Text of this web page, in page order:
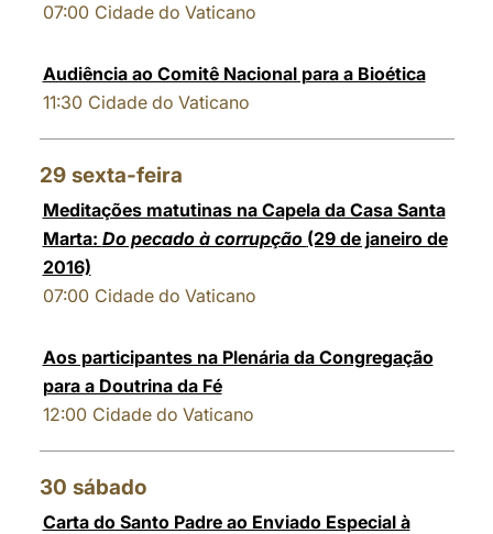
07:00 Cidade do Vaticano
Audiência ao Comitê Nacional para a Bioética
11:30 Cidade do Vaticano
29 sexta-feira
Meditações matutinas na Capela da Casa Santa
Marta: Do pecado à corrupção (29 de janeiro de
2016)
07:00 Cidade do Vaticano
Aos participantes na Plenária da Congregação
para a Doutrina da Fé
12:00 Cidade do Vaticano
30 sábado
Carta do Santo Padre ao Enviado Especial à